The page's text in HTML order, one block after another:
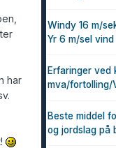
har
Windy 16 m/
Yr 6 m/sel vind
Erfaringer ved
mva/fortolling/
Beste middel
og jordslag på